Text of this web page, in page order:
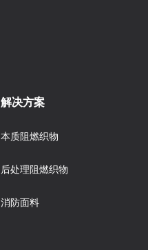
解决方案
本质阻燃织物
后处理阻燃织物
消防面料